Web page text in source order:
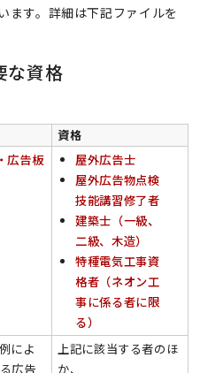
ます。詳細は下記ファイルを
な資格
資格
広告板
屋外広告士
屋外広告物点検
技能講習修了者
建築士（一級、
二級、木造）
特種電気工事資
格者（ネオン工
事に係る者に限
る）
によ
広告
上記に該当する者のほ
か、